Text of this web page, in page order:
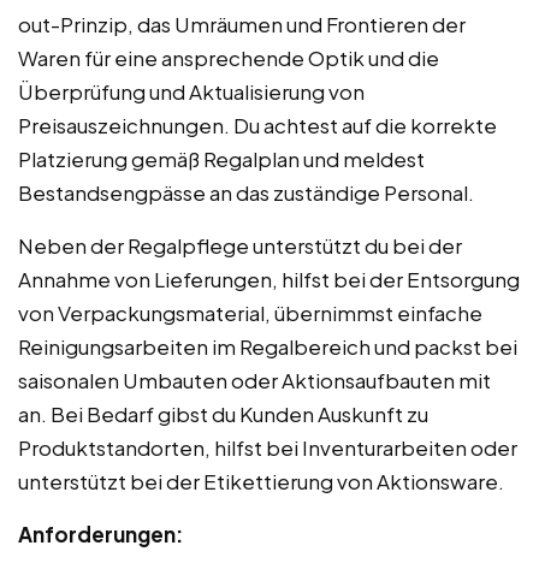
out-Prinzip, das Umräumen und Frontieren der
Waren für eine ansprechende Optik und die
Überprüfung und Aktualisierung von
Preisauszeichnungen. Du achtest auf die korrekte
Platzierung gemäß Regalplan und meldest
Bestandsengpässe an das zuständige Personal.
Neben der Regalpflege unterstützt du bei der
Annahme von Lieferungen, hilfst bei der Entsorgung
von Verpackungsmaterial, übernimmst einfache
Reinigungsarbeiten im Regalbereich und packst bei
saisonalen Umbauten oder Aktionsaufbauten mit
an. Bei Bedarf gibst du Kunden Auskunft zu
Produktstandorten, hilfst bei Inventurarbeiten oder
unterstützt bei der Etikettierung von Aktionsware.
Anforderungen: